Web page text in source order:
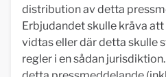
distribution av detta
Erbjudandet skulle kräva
vidtas eller där detta skulle
regler i en sådan